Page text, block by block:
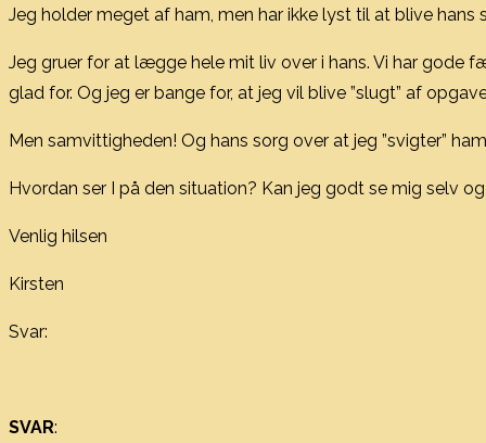
Jeg holder meget af ham, men har ikke lyst til at blive hans
Jeg gruer for at lægge hele mit liv over i hans. Vi har gode
glad for. Og jeg er bange for, at jeg vil blive ”slugt” af
Men samvittigheden! Og hans sorg over at jeg ”svigter”
Hvordan ser I på den situation? Kan jeg godt se mig selv
Venlig hilsen
Kirsten
Svar:
SVAR: